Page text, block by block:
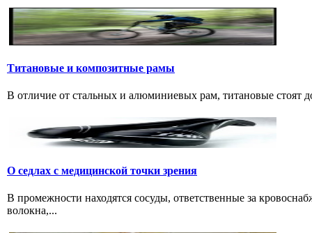
Титановые и композитные рамы
В отличие от стальных и алюминиевых рам, титановые стоят
О седлах с медицинской точки зрения
В промежности находятся сосуды, ответственные за
волокна,...